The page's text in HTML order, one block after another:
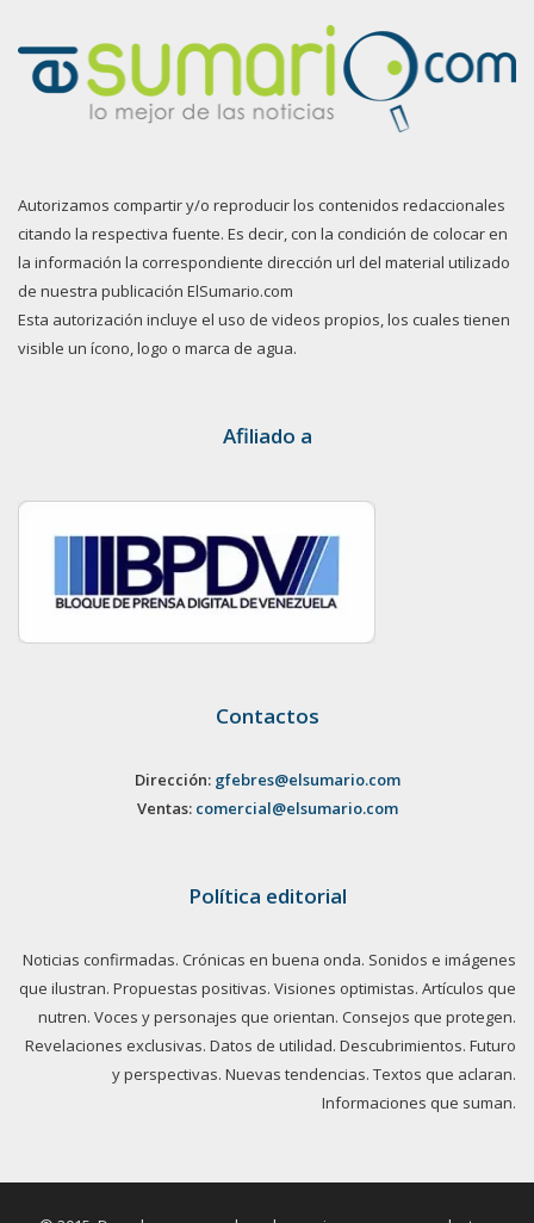
Autorizamos compartir y/o reproducir los contenidos redaccionales
citando la respectiva fuente. Es decir, con la condición de colocar en
la información la correspondiente dirección url del material utilizado
de nuestra publicación ElSumario.com
Esta autorización incluye el uso de videos propios, los cuales tienen
visible un ícono, logo o marca de agua.
Afiliado a
Contactos
Dirección: gfebres@elsumario.com
Ventas: comercial@elsumario.com
Política editorial
Noticias confirmadas. Crónicas en buena onda. Sonidos e imágenes
que ilustran. Propuestas positivas. Visiones optimistas. Artículos que
nutren. Voces y personajes que orientan. Consejos que protegen.
Revelaciones exclusivas. Datos de utilidad. Descubrimientos. Futuro
y perspectivas. Nuevas tendencias. Textos que aclaran.
Informaciones que suman.